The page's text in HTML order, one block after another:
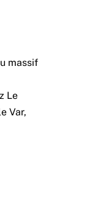
massif
Le
Var,